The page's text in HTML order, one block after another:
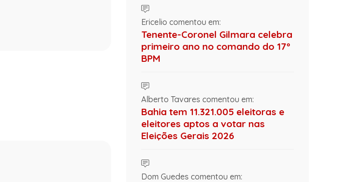
Ericelio comentou em:
Tenente-Coronel Gilmara celebra
primeiro ano no comando do 17º
BPM
Alberto Tavares comentou em:
Bahia tem 11.321.005 eleitoras e
eleitores aptos a votar nas
Eleições Gerais 2026
Dom Guedes comentou em: